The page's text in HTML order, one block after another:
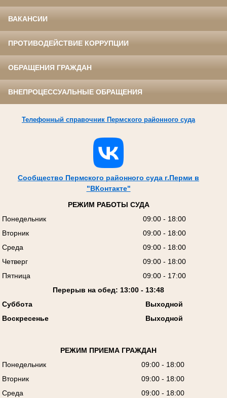
ВАКАНСИИ
ПРОТИВОДЕЙСТВИЕ КОРРУПЦИИ
ОБРАЩЕНИЯ ГРАЖДАН
ВНЕПРОЦЕССУАЛЬНЫЕ ОБРАЩЕНИЯ
Телефонный справочник Пермского районного суда
Сообщество Пермского районного суда г.Перми в
"ВКонтакте"
РЕЖИМ РАБОТЫ СУДА
Понедельник
09:00 - 18:00
Вторник
09:00 - 18:00
Среда
09:00 - 18:00
Четверг
09:00 - 18:00
Пятница
09:00 - 17:00
Перерыв на обед: 13:00 - 13:48
Суббота
Выходной
Воскресенье
Выходной
РЕЖИМ ПРИЕМА ГРАЖДАН
Понедельник
09:00 - 18:00
Вторник
09:00 - 18:00
Среда
09:00 - 18:00